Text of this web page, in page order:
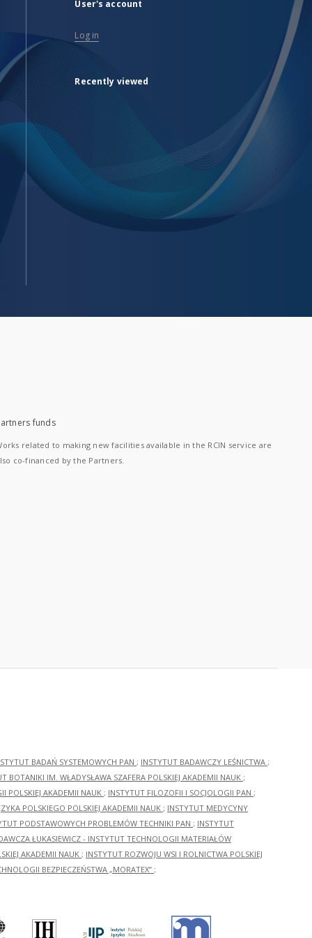
User's account
Log in
Recently viewed
funds
related to making new facilities available in the RCIN service are
co-financed by the Partners.
BADAŃ SYSTEMOWYCH PAN ; INSTYTUT BADAWCZY LEŚNICTWA ;
BOTANIKI IM. WŁADYSŁAWA SZAFERA POLSKIEJ AKADEMII NAUK ;
POLSKIEJ AKADEMII NAUK ; INSTYTUT FILOZOFII I SOCJOLOGII PAN ;
POLSKIEGO POLSKIEJ AKADEMII NAUK ; INSTYTUT MEDYCYNY
PODSTAWOWYCH PROBLEMÓW TECHNIKI PAN ; INSTYTUT
ŁUKASIEWICZ - INSTYTUT TECHNOLOGII MATERIAŁÓW
AKADEMII NAUK ; INSTYTUT ROZWOJU WSI I ROLNICTWA POLSKIEJ
BEZPIECZEŃSTWA „MORATEX” ;